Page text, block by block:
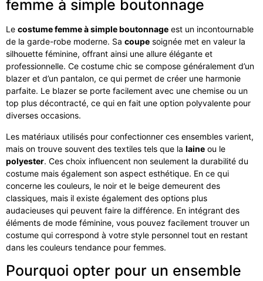
femme à simple boutonnage
Le costume femme à simple boutonnage est un incontournable
de la garde-robe moderne. Sa coupe soignée met en valeur la
silhouette féminine, offrant ainsi une allure élégante et
professionnelle. Ce costume chic se compose généralement d’un
blazer et d’un pantalon, ce qui permet de créer une harmonie
parfaite. Le blazer se porte facilement avec une chemise ou un
top plus décontracté, ce qui en fait une option polyvalente pour
diverses occasions.
Les matériaux utilisés pour confectionner ces ensembles varient,
mais on trouve souvent des textiles tels que la laine ou le
polyester. Ces choix influencent non seulement la durabilité du
costume mais également son aspect esthétique. En ce qui
concerne les couleurs, le noir et le beige demeurent des
classiques, mais il existe également des options plus
audacieuses qui peuvent faire la différence. En intégrant des
éléments de mode féminine, vous pouvez facilement trouver un
costume qui correspond à votre style personnel tout en restant
dans les couleurs tendance pour femmes.
Pourquoi opter pour un ensemble